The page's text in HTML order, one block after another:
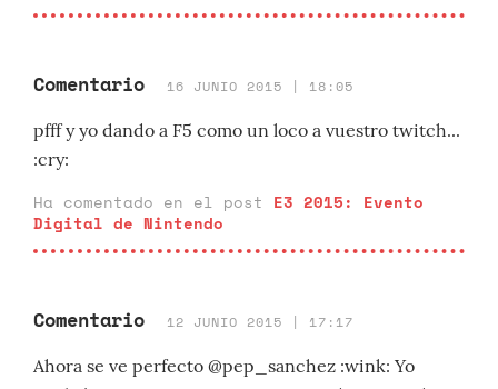
Comentario 16 JUNIO 2015 | 18:05
pfff y yo dando a F5 como un loco a vuestro twitch...
:cry:
Ha comentado en el post E3 2015: Evento
Digital de Nintendo
Comentario 12 JUNIO 2015 | 17:17
Ahora se ve perfecto @pep_sanchez :wink: Yo